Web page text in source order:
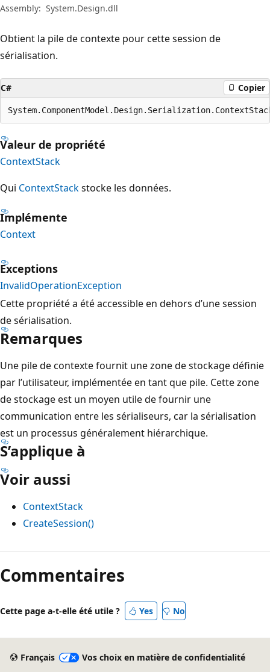
Assembly: System.Design.dll
Obtient la pile de contexte pour cette session de
sérialisation.
C# Copier
Valeur de propriété
ContextStack
Qui ContextStackstocke les données.
Implémente
Context
Exceptions
InvalidOperationException
Cette propriété a été accessible en dehors d’une session
de sérialisation.
Remarques
Une pile de contexte fournit une zone de stockage définie
par l’utilisateur, implémentée en tant que pile. Cette zone
de stockage est un moyen utile de fournir une
communication entre les sérialiseurs, car la sérialisation
est un processus généralement hiérarchique.
S’applique à
Voir aussi
ContextStack
CreateSession()
Mode
lecture
désactivé
Commentaires
Cette page a-t-elle été utile ? Yes No
Français
Vos choix en matière de confidentialité